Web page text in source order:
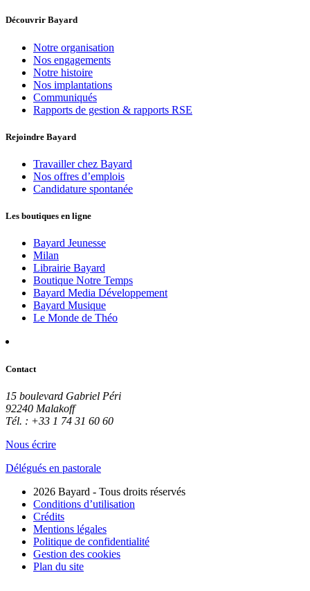
Découvrir Bayard
Notre organisation
Nos engagements
Notre histoire
Nos implantations
Communiqués
Rapports de gestion & rapports RSE
Rejoindre Bayard
Travailler chez Bayard
Nos offres d’emplois
Candidature spontanée
Les boutiques en ligne
Bayard Jeunesse
Milan
Librairie Bayard
Boutique Notre Temps
Bayard Media Développement
Bayard Musique
Le Monde de Théo
Contact
15 boulevard Gabriel Péri
92240 Malakoff
Tél. : +33 1 74 31 60 60
Nous écrire
Délégués en pastorale
2026 Bayard - Tous droits réservés
Conditions d’utilisation
Crédits
Mentions légales
Politique de confidentialité
Gestion des cookies
Plan du site